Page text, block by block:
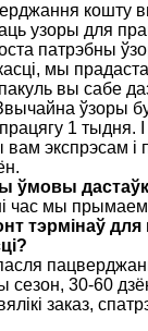
кошту
узоры для
патрэбны
мы
вы сабе
ўзоры
1 тыдня.
экспрэсам і
ўмовы
час мы прымаем
тэрмінаў для
сезон, 30-60
заказ,